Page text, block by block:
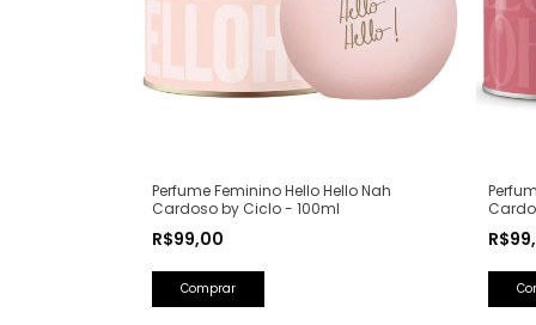
Perfume Feminino Hello Hello Nah
Cardoso by Ciclo - 100ml
R$99,00